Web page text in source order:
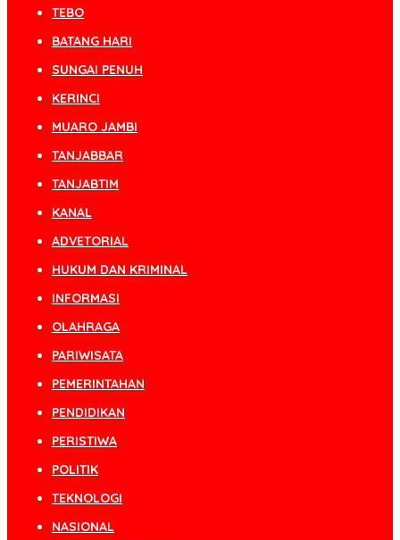
TEBO
BATANG HARI
SUNGAI PENUH
KERINCI
MUARO JAMBI
TANJABBAR
TANJABTIM
KANAL
ADVETORIAL
HUKUM DAN KRIMINAL
INFORMASI
OLAHRAGA
PARIWISATA
PEMERINTAHAN
PENDIDIKAN
PERISTIWA
POLITIK
TEKNOLOGI
NASIONAL